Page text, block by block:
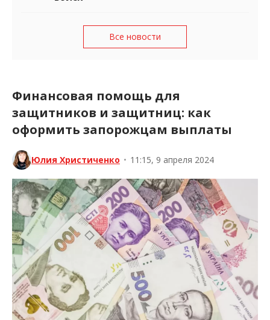
Все новости
Финансовая помощь для
защитников и защитниц: как
оформить запорожцам выплаты
Юлия Христиченко • 11:15, 9 апреля 2024